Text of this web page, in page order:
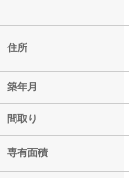
住所
築年月
間取り
専有面積